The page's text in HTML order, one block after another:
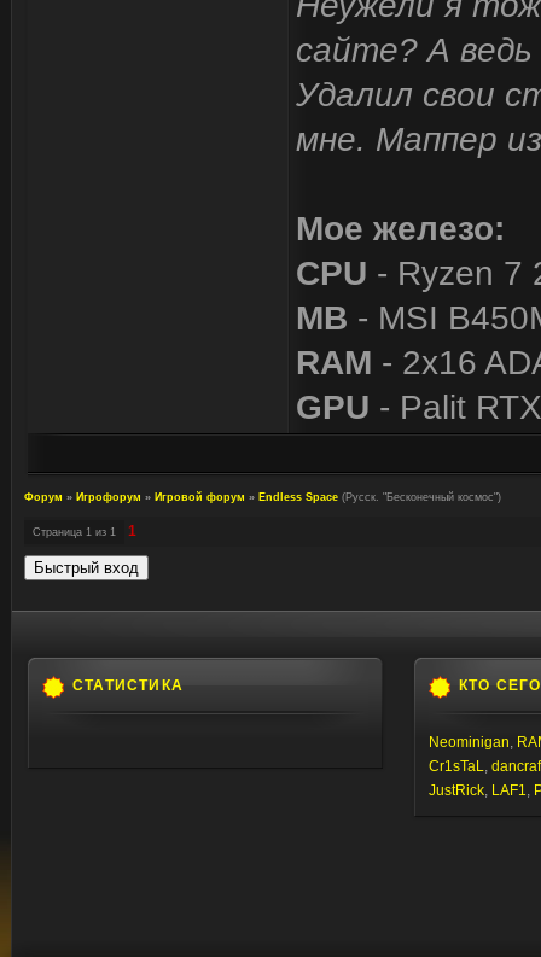
сайте? А
Удалил свои
мне. Маппер
Мое железо:
CPU - Ryzen 7
MB - MSI
RAM - 2x16
GPU - Palit
Форум » Игрофорум » Игровой форум » Endless Space (Русск. "Бесконечный космос")
Страница 1 из 1 1
СТАТИСТИКА КТО
Neominigan,
Cr1sTaL,
JustRick, LAF1,